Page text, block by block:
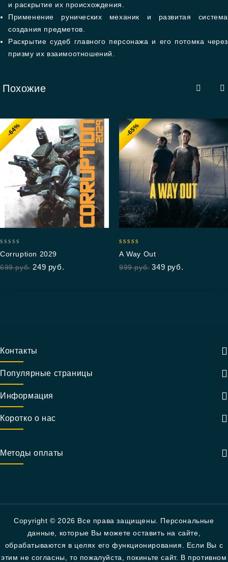
и раскрытие их происхождения.
Применение рунических механик и развитая система
создания предметов.
Раскрытие судеб главного персонажа и его потомка через
призму их взаимоотношений.
Похожие
-64%
out
of
Corruption 2029
699руб. 249 руб.
-65%
out of 5
A Way Out
999руб. 349 руб.
Контакты
Популярные страницы
Информация
Коротко о нас
Методы оплаты
Copyright © 2026 Все права защищены. Персональные
данные, которые Вы можете оставить на сайте,
обрабатываются в целях его функционирования. Если Вы с
этим не согласны, то пожалуйста, покиньте сайт. В противном